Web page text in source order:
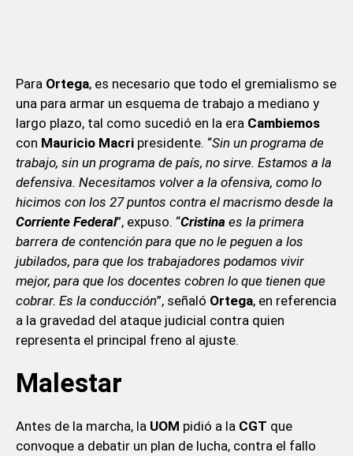
Para Ortega, es necesario que todo el gremialismo se
una para armar un esquema de trabajo a mediano y
largo plazo, tal como sucedió en la era Cambiemos
con Mauricio Macripresidente. “Sin un programa de
trabajo, sin un programa de país, no sirve. Estamos a la
defensiva. Necesitamos volver a la ofensiva, como lo
hicimos con los 27 puntos contra el macrismo desde la
Corriente Federal”, expuso. “Cristina es la primera
barrera de contención para que no le peguen a los
jubilados, para que los trabajadores podamos vivir
mejor, para que los docentes cobren lo que tienen que
cobrar. Es la conducción”, señaló Ortega, en referencia
a la gravedad del ataque judicial contra quien
representa el principal freno al ajuste.
Malestar
Antes de la marcha, la UOM pidió a la CGT que
convoque a debatir un plan de lucha, contra el fallo